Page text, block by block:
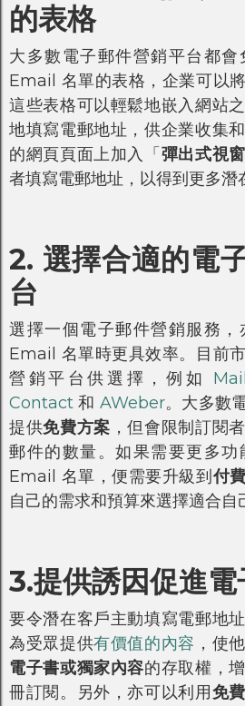
的表格
大多數電子郵件營銷平台都
Email 名單的表格，企業可以
這些表格可以輕鬆地嵌入網站
地填寫電郵地址，供企業收集
的網頁頁面上加入「 彈出式視窗
者填寫電郵地址，以得到更多潛
2. 選擇合適的電
台
選擇一個電子郵件營銷服務
Email 名單時更具效率。目前
營銷平台供選擇，例如
Contact和 AWeber。大多數
提供免費方案 ，但會限制訂閱
郵件的數量。如果需要更多
Email 名單，便需要升級到付
自己的需求和預算來選擇適合自
3.提供誘因促進電
要令潛在客戶主動填寫電郵地
為受眾提供有價值的內容 ，使
電子書或獨家內容的存取權，
冊訂閱。另外，亦可以利用免